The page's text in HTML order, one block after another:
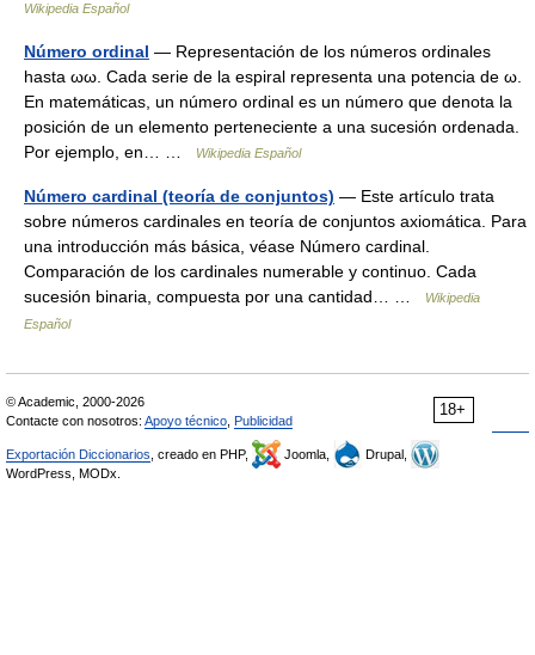
Wikipedia Español
Número ordinal — Representación de los números ordinales
hasta ωω. Cada serie de la espiral representa una potencia de ω.
En matemáticas, un número ordinal es un número que denota la
posición de un elemento perteneciente a una sucesión ordenada.
Por ejemplo, en… …
Wikipedia Español
Número cardinal (teoría de conjuntos) — Este artículo trata
sobre números cardinales en teoría de conjuntos axiomática. Para
una introducción más básica, véase Número cardinal.
Comparación de los cardinales numerable y continuo. Cada
sucesión binaria, compuesta por una cantidad… …
Wikipedia
Español
18+
© Academic, 2000-2026
Contacte con nosotros: Apoyo técnico Publicidad
Exportación Diccionarios , creado en PHP, Joomla,
Drupal,
WordPress, MODx.